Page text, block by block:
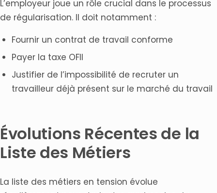
L’employeur joue un rôle crucial dans le processus
de régularisation. Il doit notamment :
Fournir un contrat de travail conforme
Payer la taxe OFII
Justifier de l’impossibilité de recruter un
travailleur déjà présent sur le marché du travail
Évolutions Récentes de la
Liste des Métiers
La liste des métiers en tension évolue